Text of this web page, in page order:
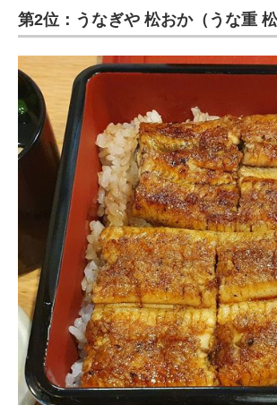
第2位：うなぎや 松おか（うな重 松